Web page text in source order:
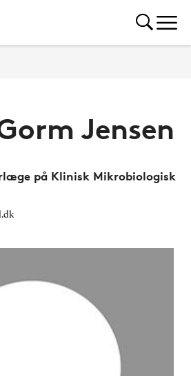
Jensen
på Klinisk Mikrobiologisk